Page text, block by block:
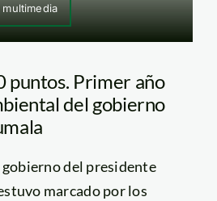
puntos. Primer año
del gobierno
del presidente
marcado por los